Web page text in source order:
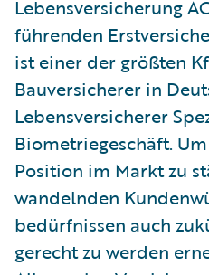
Lebensversicherung
führenden
ist einer der größten
Bauversicherer in
Lebensversicherer
Biometriegeschäft.
Position im Markt zu
wandelnden
bedürfnissen auch
gerecht zu werden